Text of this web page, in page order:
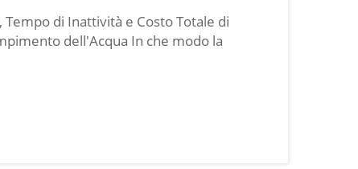
di Inattività e Costo Totale di
dell'Acqua In che modo la
sulla pianificazione della produzione e
per l'imbottigliamento dell'acqua